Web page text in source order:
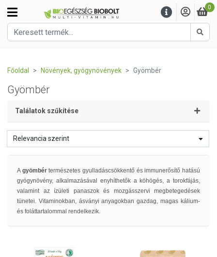
0
Főoldal Növények, gyógynövények Gyömbér
Gyömbér
Találatok szűkítése
Relevancia szerint
A gyömbértermészetes gyulladáscsökkentő és immunerősítő hatású
gyógynövény, alkalmazásával enyhíthetők a köhögés, a torokfájás,
valamint az ízületi panaszok és mozgásszervi megbetegedések
tünetei. Vitaminokban, ásványi anyagokban gazdag, magas kálium-
és foláttartalommal rendelkezik.